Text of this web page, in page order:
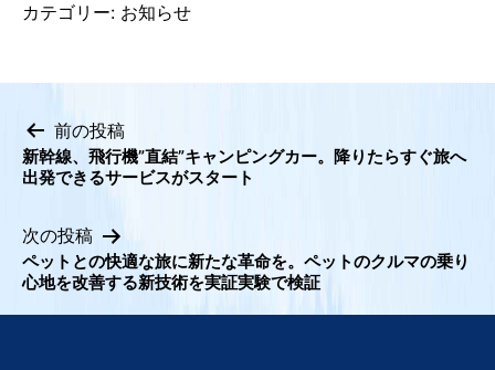
カテゴリー: お知らせ
投
稿
ナ
ビ
ゲ
ー
前の投稿
新幹線、飛行機”直結”キャンピングカー。降りたらすぐ旅へ
出発できるサービスがスタート
次の投稿
ペットとの快適な旅に新たな革命を。ペットのクルマの乗り
心地を改善する新技術を実証実験で検証